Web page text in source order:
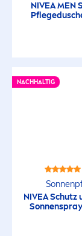
NIVEA MEN
NACHHALTIG
NIVEASchutz